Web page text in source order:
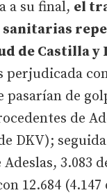
a su final, el
sanitarias
de Castilla y
perjudicada
de
de
DKV);
Adeslas, 3.083
12.684 (4.147